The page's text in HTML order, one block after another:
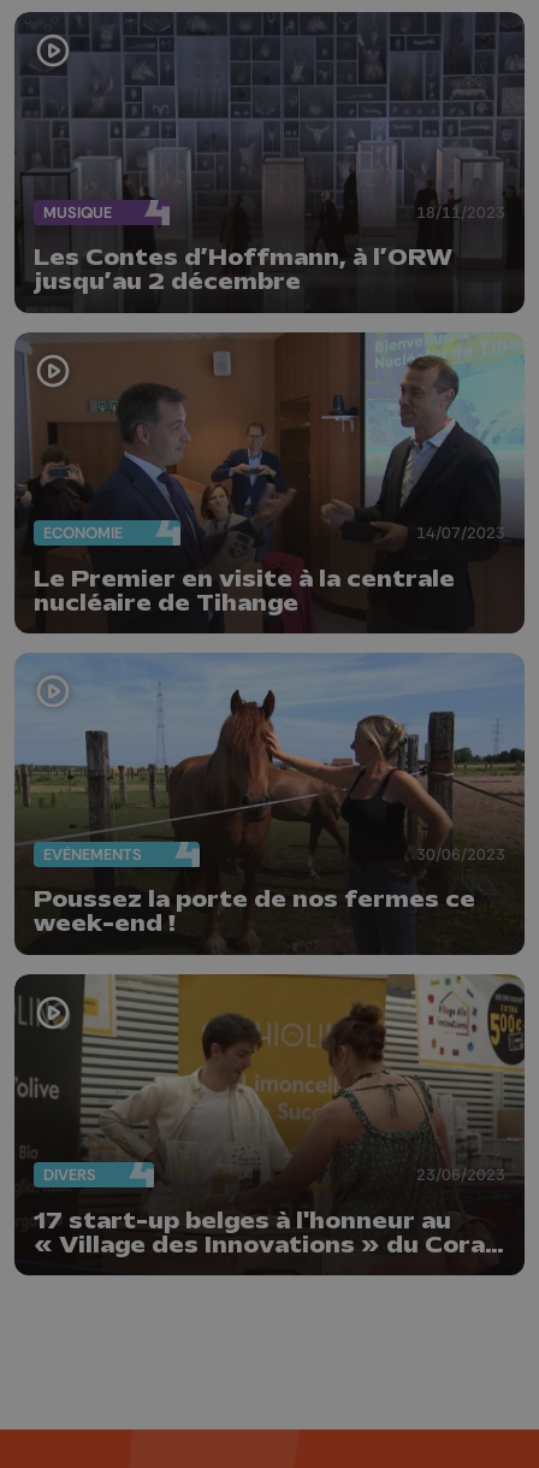
MUSIQUE 18/11/2023
Les Contes d’Hoffmann, à l’ORW
jusqu’au 2 décembre
ECONOMIE 14/07/2023
Le Premier en visite à la centrale
nucléaire de Tihange
EVÈNEMENTS 30/06/2023
Poussez la porte de nos fermes ce
week-end !
DIVERS 23/06/2023
17 start-up belges à l'honneur au
« Village des Innovations » du Cora
de Rocourt